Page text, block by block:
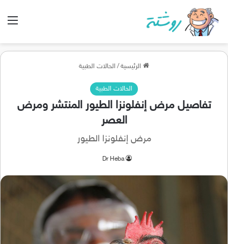
الرئيسية/ الحالات الطبية
الحالات الطبية
تفاصيل مرض إنفلونزا الطيور المنتشر ومرض
العصر
مرض إنفلونزا الطيور
Dr Heba